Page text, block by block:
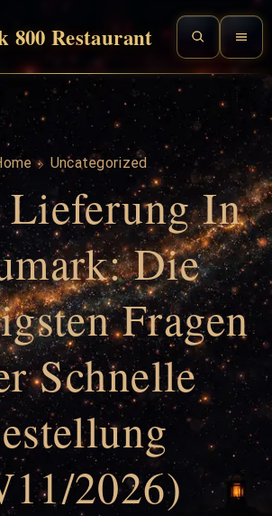
800 Restaurant
Uncategorized
In
Die
Fragen
Schnelle
2026)